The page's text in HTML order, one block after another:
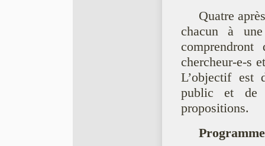
Quatre
chacun à
chercheur-e-s
L’objectif est
public et de
propositions.